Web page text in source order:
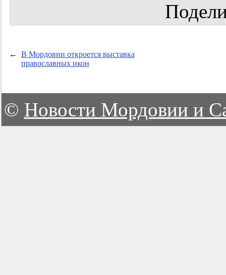
←
В Мордовии откроется выставка
православных икон
© Новости Мордовии и